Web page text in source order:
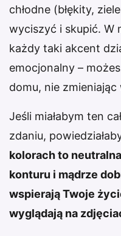
chłodne (błękity,
wyciszyć i skupić. W
każdy taki akcent
emocjonalny –
domu, nie
Jeśli miałabym ten
zdaniu,
kolorach to
konturu i mądrze
wspierają Twoje
wyglądają na